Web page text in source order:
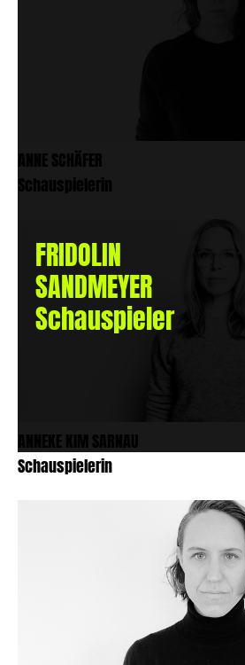
ANNE SCHÄFER
Schauspielerin
ANNEKE KIM SARNAU
Schauspielerin
FRIDOLIN
SANDMEYER
Schauspieler